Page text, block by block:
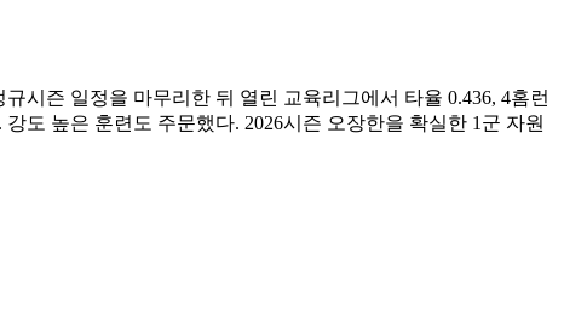
시즌 일정을 마무리한 뒤 열린 교육리그에서 타율 0.436, 4홈런
도 높은 훈련도 주문했다. 2026시즌 오장한을 확실한 1군 자원